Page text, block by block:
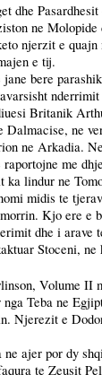
ne
njerzit e
e tij.
bere
Britanik
ne Arkadia.
raportojne me
lindur ne
midis te
Kjo ere e
dhe i
Stoceni,
Volume
Teba ne
Njerezit e
ajer por dy
te Zeusit